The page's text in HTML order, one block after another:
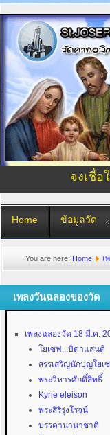
จงเชื่
Home ข้อมูลวัด
You are here: Home เ
เพลงวันฉลองของวัด
เพลงฉลองวัด 18 มี.ค.
โยเซฟ...บิดาแสนดี
สรรเสริญนักบุญโยเ
พระวิหารศักดิ์สิทธิ์
Kyrie eleison
พระสิริรุ่งโรจน์
บรรดานานาชาติ